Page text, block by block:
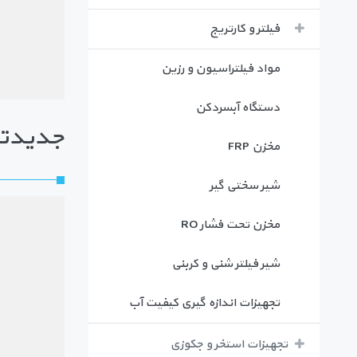
فیلتر و کارتریج
مواد فیلتراسیون و رزین
دستگاه آبسردکن
مخزن FRP
شیر سختی گیر
مخزن تحت فشار RO
شیر فیلتر شنی و کربنی
تجهیزات اندازه گیری کیفیت آب
تجهیزات استخر و جکوزی